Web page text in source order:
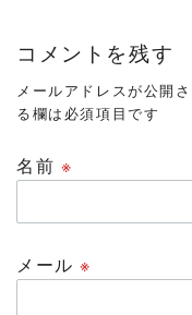
コメントを残す
メールアドレスが公開
る欄は必須項目です
名前 ※
メール※